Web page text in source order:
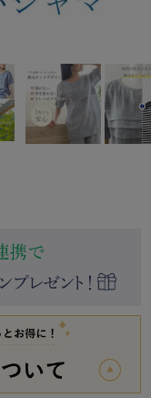
- New Arrival -
ら
り スリーパー